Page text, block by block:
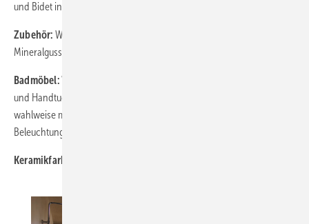
und Bidet inkl. versteckter Befestigung und Tiefspüler
Zubehör: WC-Sitz mit Absenkautomatik Soft-Close, Badewannen aus
Mineralguss
Badmöbel:Waschtischunterschränke mit Auszug inkl. Inneneinteilung
und Handtuchhalter Chrom; Spiegelschränke mit LED-Beleuchtung,
wahlweise mit Lichttemperatur-Steuerung, Leuchtspiegel mit LED-
Beleuchtung, halbhoher Schrank, Hochschränke und Raumteiler
Keramikfarbe